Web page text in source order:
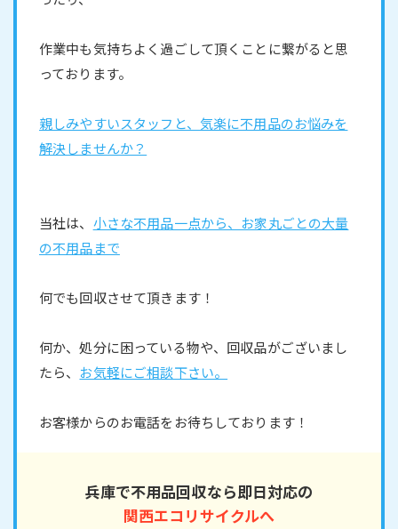
作業中も気持ちよく過ごして頂くことに繋がると思
っております。
親しみやすいスタッフと、気楽に不用品のお悩みを
解決しませんか？
当社は、 小さな不用品一点から、お家丸ごとの大量
の不用品まで
何でも回収させて頂きます！
何か、処分に困っている物や、回収品がございまし
たら、 お気軽にご相談下さい。
お客様からのお電話をお待ちしております！
兵庫で不用品回収なら即日対応の
関西エコリサイクルへ